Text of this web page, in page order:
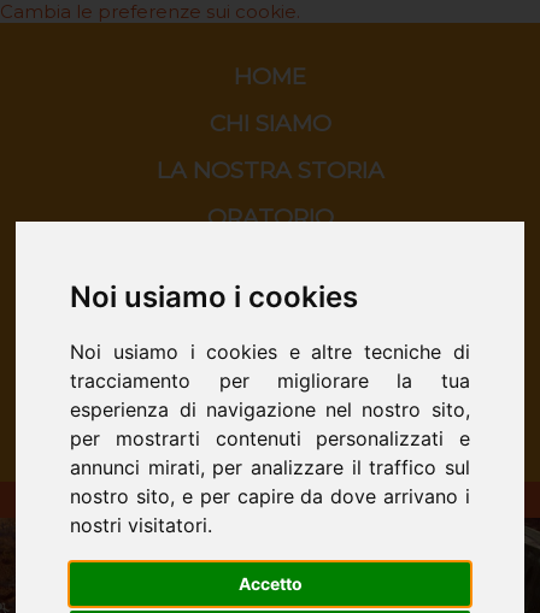
Noi usiamo i cookies
Noi usiamo i cookies e altre tecniche di
tracciamento per migliorare la tua
esperienza di navigazione nel nostro sito,
per mostrarti contenuti personalizzati e
annunci mirati, per analizzare il traffico sul
nostro sito, e per capire da dove arrivano i
nostri visitatori.
Accetto
Cambia le preferenze sui cookie.
HOME
CHI SIAMO
LA NOSTRA STORIA
ORATORIO
CINEMA
CONTATTI
ORATORIO DON BOSCO - San Donà di Piave